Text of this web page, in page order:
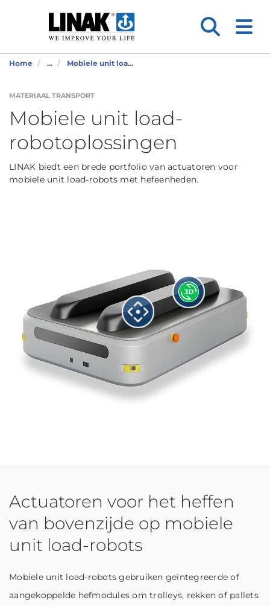
Home ... Mobiele unit loa...
MATERIAAL TRANSPORT
Mobiele unit load-
robotoplossingen
LINAK biedt een brede portfolio van actuatoren voor
mobiele unit load-robots met hefeenheden.
Actuatoren voor het heffen
van bovenzijde op mobiele
unit load-robots
Mobiele unit load-robots gebruiken geïntegreerde of
aangekoppelde hefmodules om trolleys, rekken of pallets